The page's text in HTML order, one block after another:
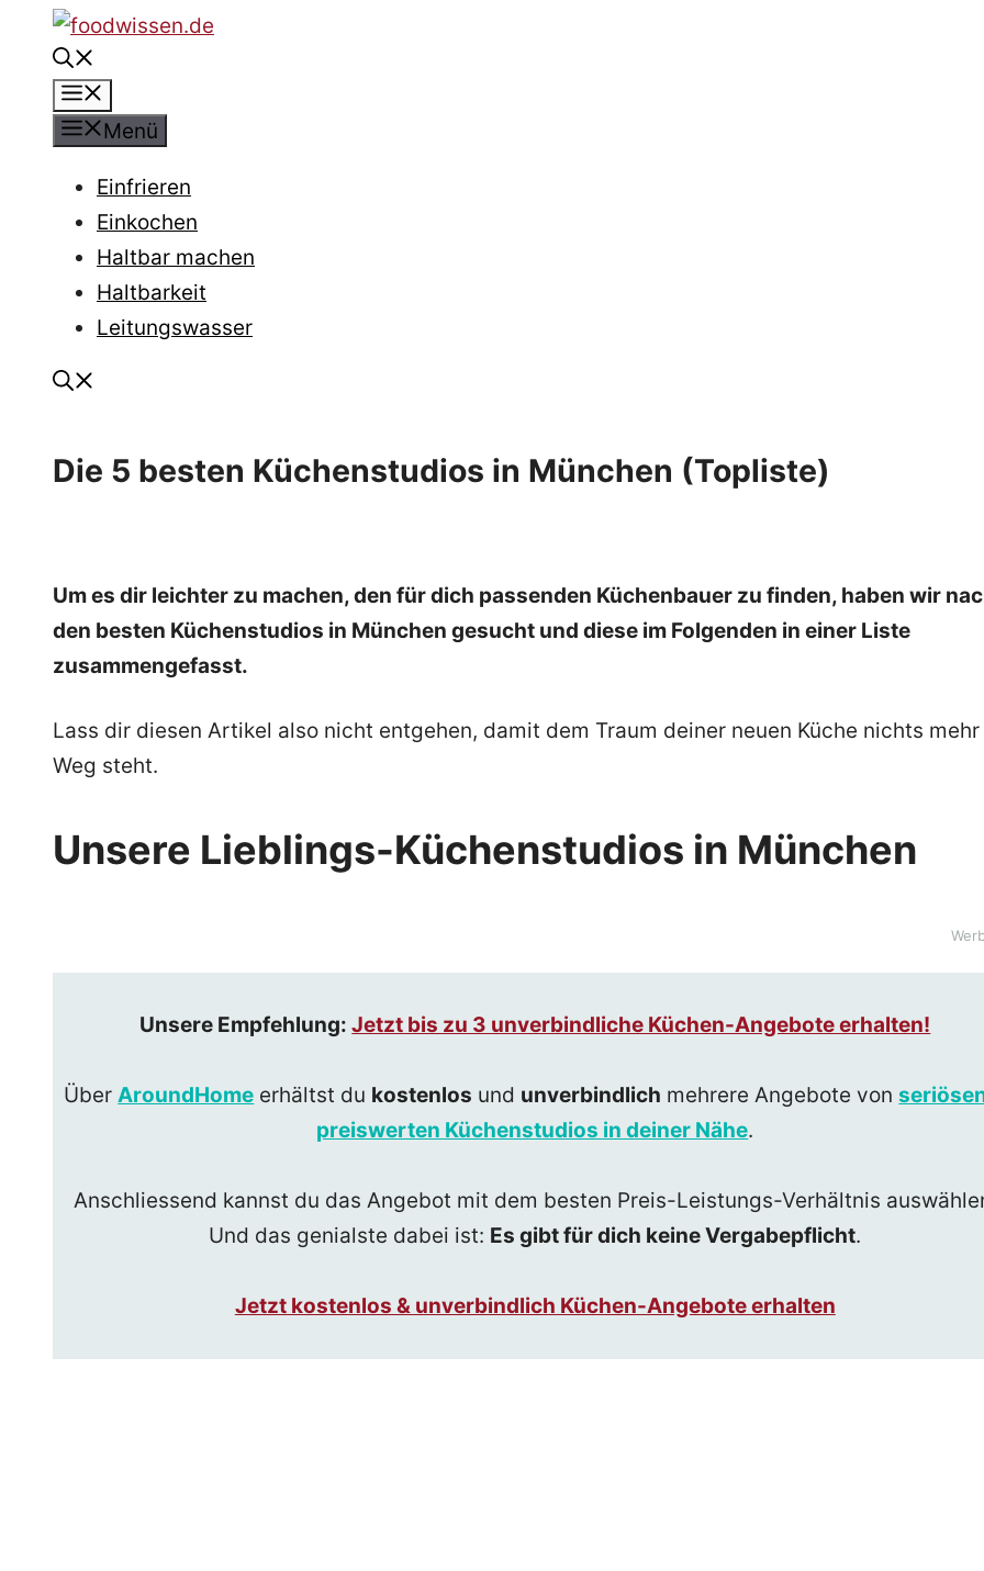
Inhalt
springen
Menü
Einfrieren
Einkochen
Haltbar machen
Haltbarkeit
Leitungswasser
Die 5 besten Küchenstudios in München (Topliste)
Um es dir leichter zu machen, den für dich passenden Küchenbauer zu finden, haben wir
den besten Küchenstudios in München gesucht und diese im Folgenden in einer Liste
zusammengefasst.
Lass dir diesen Artikel also nicht entgehen, damit dem Traum deiner neuen Küche nichts mehr
Weg steht.
Unsere Lieblings-Küchenstudios in München
Unsere Empfehlung:Jetzt bis zu 3 unverbindliche Küchen-Angebote erhalten!
ÜberAroundHome erhältst du kostenlos und unverbindlich mehrere Angebote von
preiswerten Küchenstudios in deiner Nähe.
Anschliessend kannst du das Angebot mit dem besten Preis-Leistungs-Verhältnis
Und das genialste dabei ist: Es gibt für dich keine Vergabepflicht.
Jetzt kostenlos & unverbindlich Küchen-Angebote erhalten